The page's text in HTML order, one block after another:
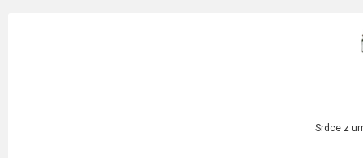
Srdce z